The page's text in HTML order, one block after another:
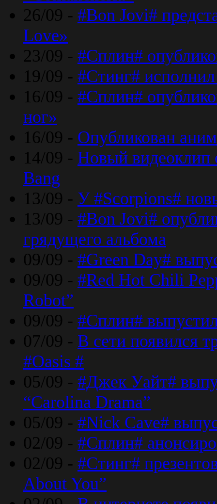
26/09 - #Bon Jovi#
Love»
23/09 - #Сплин#
19/09 - #Стинг#
16/09 - #Сплин#
ног»
16/09 - Опубликован
14/09 - Новый видеоклип
Bang
13/09 - У #Scorpions#
13/09 - #Bon Jovi#
грядущего альбома
09/09 - #Green Day#
09/09 - #Red Hot Chili
Robot”
09/09 - #Сплин#
07/09 - В сети появился
#Oasis #
05/09 - #Джек Уайт#
“Carolina Drama”
05/09 - #Nick Cave#
02/09 - #Сплин#
02/09 - #Стинг#
About You”